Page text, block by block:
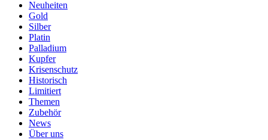
Neuheiten
Gold
Silber
Platin
Palladium
Kupfer
Krisenschutz
Historisch
Limitiert
Themen
Zubehör
News
Über uns